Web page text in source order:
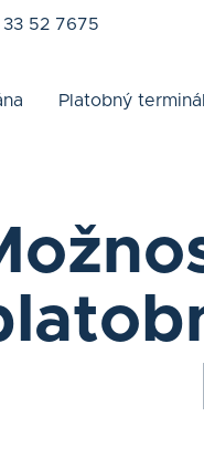
33 52 7675
Platobný terminál